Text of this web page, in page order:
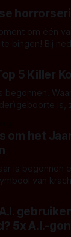
een maand
tips, weet
om één
denk je al
Johnsons.
Hier een
5 Killer
begonnen.
is,
gedachte?
in
om het
is begonnen
van
lijst voor van
van de
5x A.I.-